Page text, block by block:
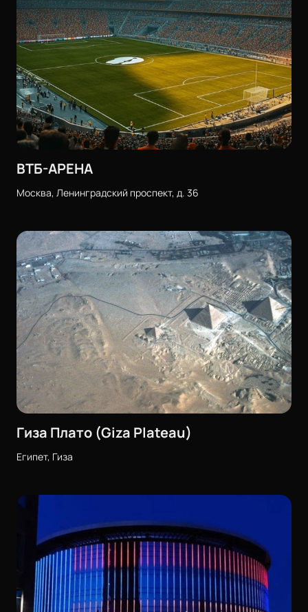
ВТБ-АРЕНА
Москва, Ленинградский проспект, д. 36
Гиза Плато (Giza Plateau)
Египет, Гиза